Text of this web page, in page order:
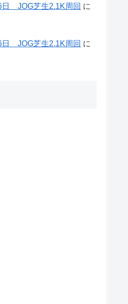
日 JOG芝生2.1K周回 に
日 JOG芝生2.1K周回 に